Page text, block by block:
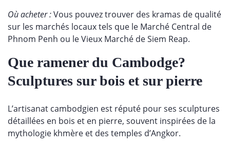
Où acheter :Vous pouvez trouver des kramas de qualité
sur les marchés locaux tels que le Marché Central de
Phnom Penh ou le Vieux Marché de Siem Reap.
Que ramener du Cambodge?
Sculptures sur bois et sur pierre
L’artisanat cambodgien est réputé pour ses sculptures
détaillées en bois et en pierre, souvent inspirées de la
mythologie khmère et des temples d’Angkor.